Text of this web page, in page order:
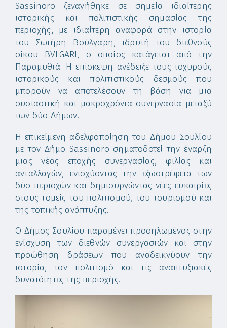
Sassinoro ξεναγήθηκε σε σημεία ιδιαίτερης
ιστορικής και πολιτιστικής σημασίας της
περιοχής, με ιδιαίτερη αναφορά στην ιστορία
του Σωτήρη Βούλγαρη, ιδρυτή του διεθνούς
οίκου BVLGARI, ο οποίος κατάγεται από την
Παραμυθιά. Η επίσκεψη ανέδειξε τους ισχυρούς
ιστορικούς και πολιτιστικούς δεσμούς που
μπορούν να αποτελέσουν τη βάση για μια
ουσιαστική και μακροχρόνια συνεργασία μεταξύ
των δύο Δήμων.
Η επικείμενη αδελφοποίηση του Δήμου Σουλίου
με τον Δήμο Sassinoro σηματοδοτεί την έναρξη
μιας νέας εποχής συνεργασίας, φιλίας και
ανταλλαγών, ενισχύοντας την εξωστρέφεια των
δύο περιοχών και δημιουργώντας νέες ευκαιρίες
στους τομείς του πολιτισμού, του τουρισμού και
της τοπικής ανάπτυξης.
Ο Δήμος Σουλίου παραμένει προσηλωμένος στην
ενίσχυση των διεθνών συνεργασιών και στην
προώθηση δράσεων που αναδεικνύουν την
ιστορία, τον πολιτισμό και τις αναπτυξιακές
δυνατότητες της περιοχής.